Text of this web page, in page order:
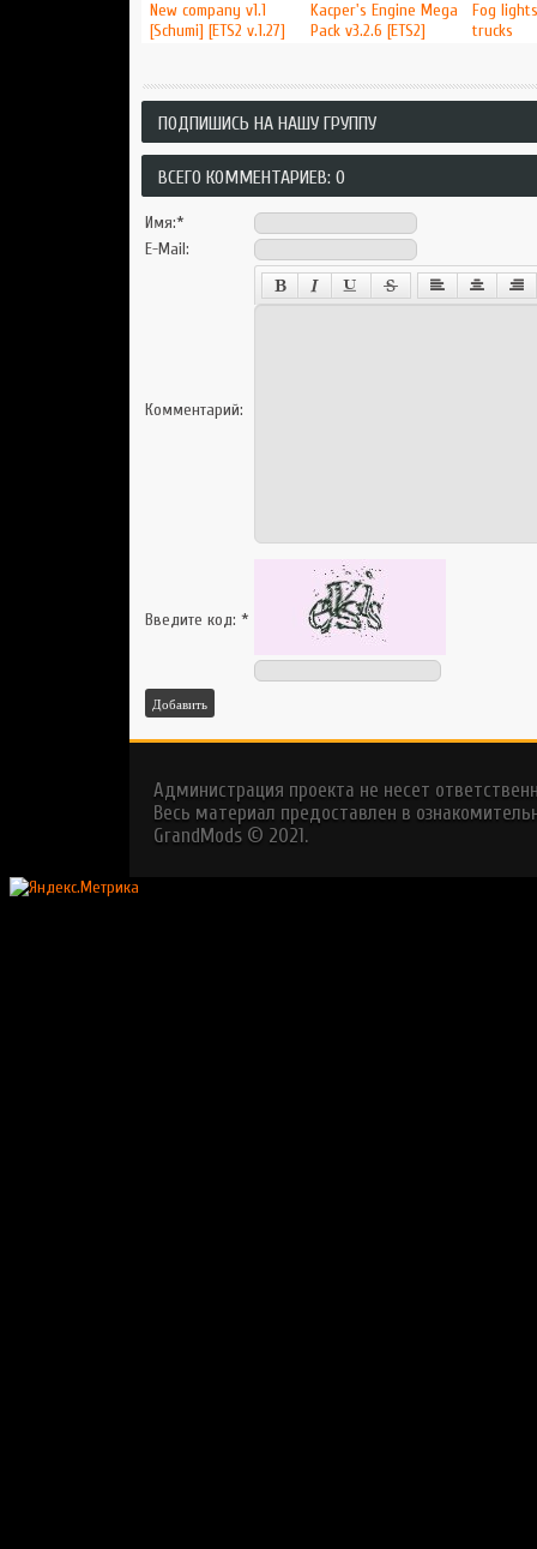
New company v1.1
[Schumi] [ETS2 v.1.27]
Kacper's Engine Mega
Pack v3.2.6 [ETS2]
Fog
trucks
ПОДПИШИСЬ НА НАШУ ГРУППУ
ВСЕГО КОММЕНТАРИЕВ: 0
Имя:*
E-Mail:
Комментарий:
Введите код: *
Добавить
Администрация проекта не несет
Весь материал предоставлен в
GrandMods © 2021.